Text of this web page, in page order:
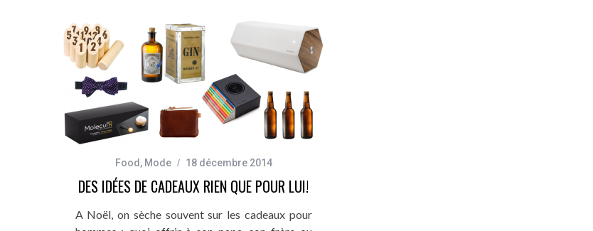
Food , Mode 18 décembre 2014
DES IDÉES DE CADEAUX RIEN QUE POUR LUI!
A Noël, on sèche souvent sur les cadeaux pour